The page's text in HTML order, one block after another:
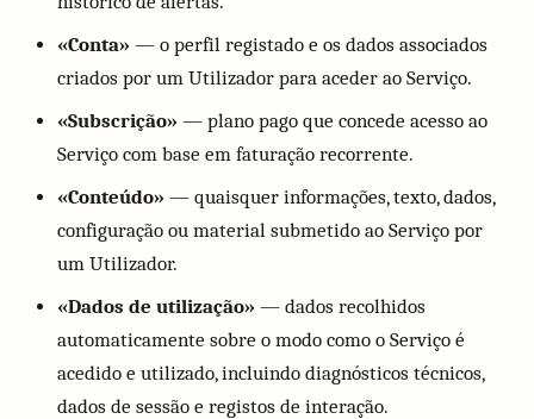
«Conta» — o perfil registado e os dados associados
criados por um Utilizador para aceder ao Serviço.
«Subscrição» — plano pago que concede acesso ao
Serviço com base em faturação recorrente.
«Conteúdo» — quaisquer informações, texto, dados,
configuração ou material submetido ao Serviço por
um Utilizador.
«Dados de utilização» — dados recolhidos
automaticamente sobre o modo como o Serviço é
acedido e utilizado, incluindo diagnósticos técnicos,
dados de sessão e registos de interação.